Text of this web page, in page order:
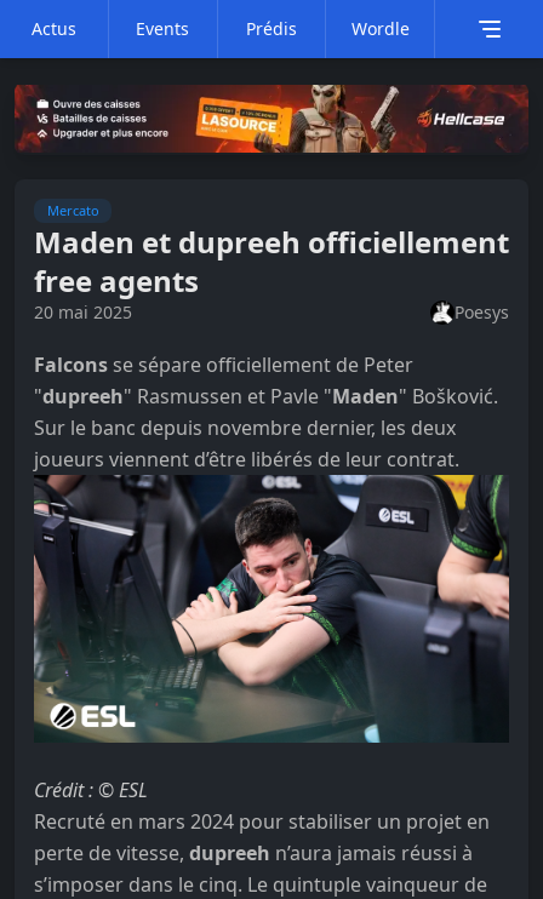
Actus Events Prédis Wordle
Mercato
Maden et dupreeh officiellement
free agents
20 mai 2025 Poesys
Falcons se sépare officiellement de Peter
"dupreeh" Rasmussen et Pavle "Maden" Bošković.
Sur le banc depuis novembre dernier, les deux
joueurs viennent d’être libérés de leur contrat.
Crédit : © ESL
Recruté en mars 2024 pour stabiliser un projet en
perte de vitesse, dupreeh n’aura jamais réussi à
s’imposer dans le cinq. Le quintuple vainqueur de